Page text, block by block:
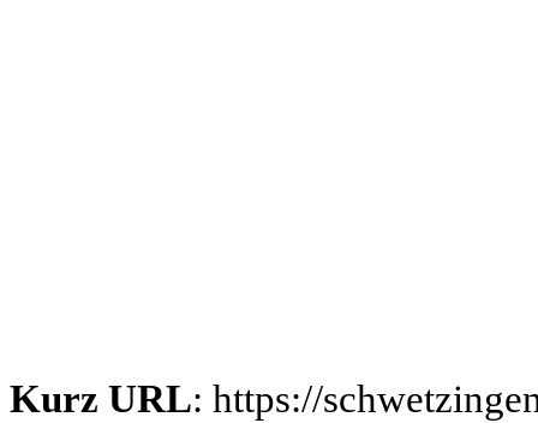
Kurz URL: https://